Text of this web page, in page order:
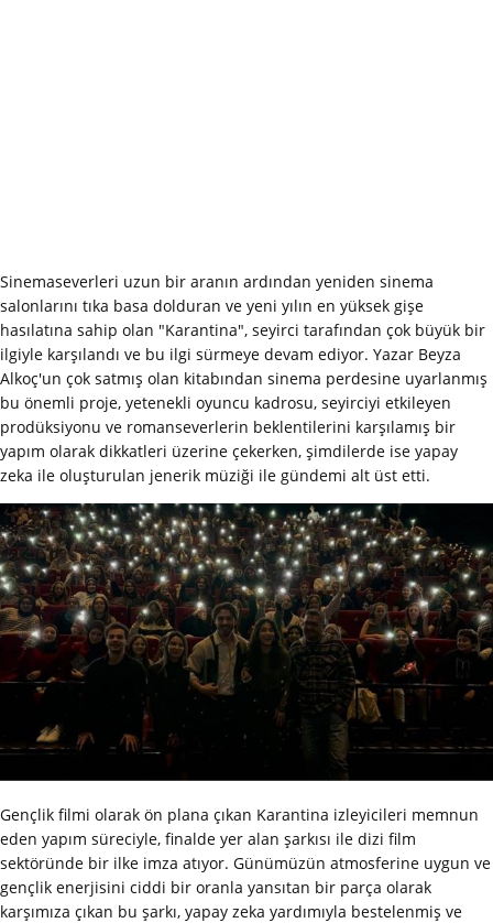
Sinemaseverleri uzun bir aranın ardından yeniden sinema
salonlarını tıka basa dolduran ve yeni yılın en yüksek gişe
hasılatına sahip olan "Karantina", seyirci tarafından çok büyük bir
ilgiyle karşılandı ve bu ilgi sürmeye devam ediyor. Yazar Beyza
Alkoç'un çok satmış olan kitabından sinema perdesine uyarlanmış
bu önemli proje, yetenekli oyuncu kadrosu, seyirciyi etkileyen
prodüksiyonu ve romanseverlerin beklentilerini karşılamış bir
yapım olarak dikkatleri üzerine çekerken, şimdilerde ise yapay
zeka ile oluşturulan jenerik müziği ile gündemi alt üst etti.
Gençlik filmi olarak ön plana çıkan Karantina izleyicileri memnun
eden yapım süreciyle, finalde yer alan şarkısı ile dizi film
sektöründe bir ilke imza atıyor. Günümüzün atmosferine uygun ve
gençlik enerjisini ciddi bir oranla yansıtan bir parça olarak
karşımıza çıkan bu şarkı, yapay zeka yardımıyla bestelenmiş ve